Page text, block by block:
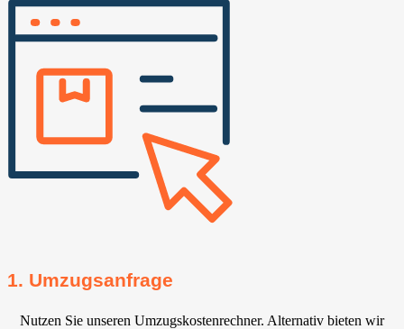
1. Umzugsanfrage
Nutzen Sie unseren Umzugskostenrechner. Alternativ bieten wir